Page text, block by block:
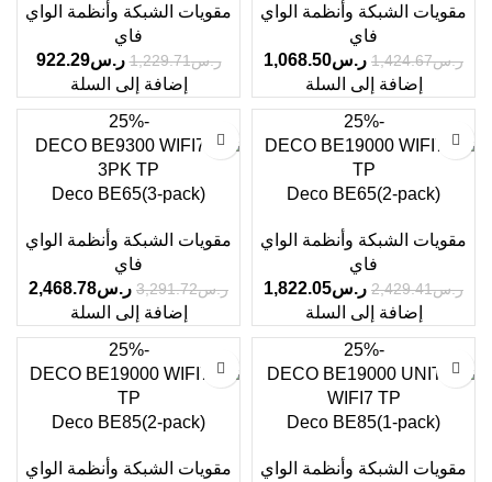
مقويات الشبكة وأنظمة الواي
فاي
ر.س1,424.67 ر.س1,068.50
إضافة إلى السلة
مقويات الشبكة وأنظمة الواي
فاي
ر.س1,229.71 ر.س922.29
إضافة إلى السلة
-25%
Deco BE65(2-pack)
مقويات الشبكة وأنظمة الواي
فاي
ر.س2,429.41 ر.س1,822.05
إضافة إلى السلة
-25%
Deco BE65(3-pack)
مقويات الشبكة وأنظمة الواي
فاي
ر.س3,291.72 ر.س2,468.78
إضافة إلى السلة
-25%
Deco BE85(1-pack)
مقويات الشبكة وأنظمة الواي
-25%
Deco BE85(2-pack)
مقويات الشبكة وأنظمة الواي